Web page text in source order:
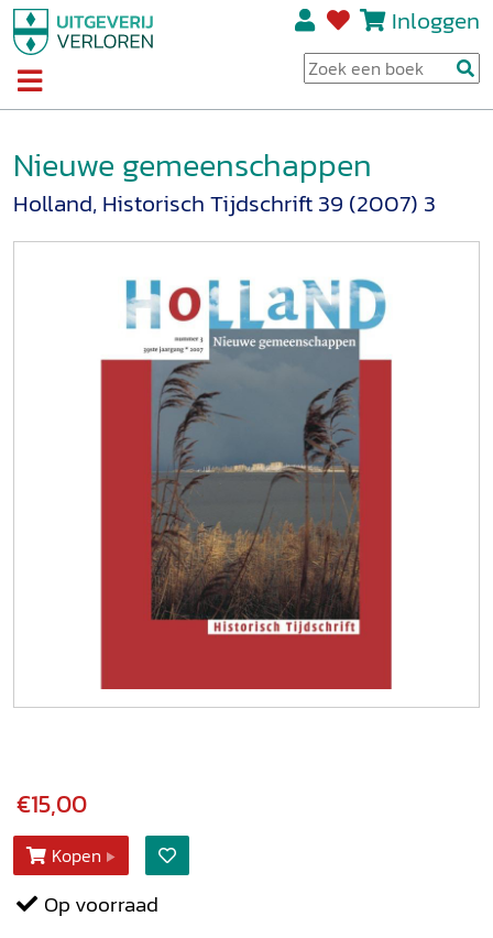
Inloggen
Nieuwe gemeenschappen
Holland, Historisch Tijdschrift 39 (2007) 3
€15,00
Kopen
Op voorraad